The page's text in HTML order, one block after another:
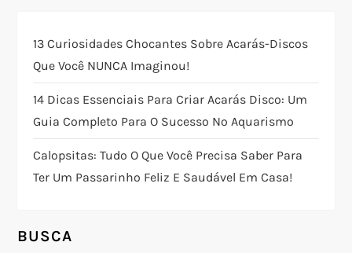
ã
o
d
e
o
13 Curiosidades Chocantes Sobre Acarás-Discos
Que Você NUNCA Imaginou!
14 Dicas Essenciais Para Criar Acarás Disco: Um
Guia Completo Para O Sucesso No Aquarismo
Calopsitas: Tudo O Que Você Precisa Saber Para
Ter Um Passarinho Feliz E Saudável Em Casa!
BUSCA